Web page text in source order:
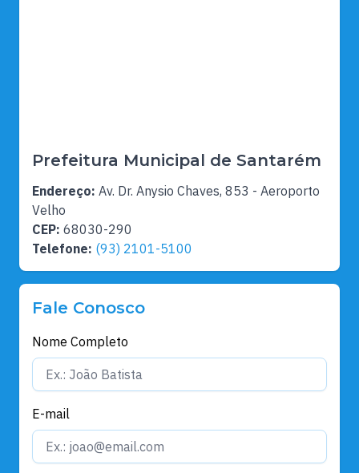
Prefeitura Municipal de Santarém
Endereço: Av. Dr. Anysio Chaves, 853 - Aeroporto
Velho
CEP: 68030-290
Telefone: (93) 2101-5100
Fale Conosco
Nome Completo
E-mail